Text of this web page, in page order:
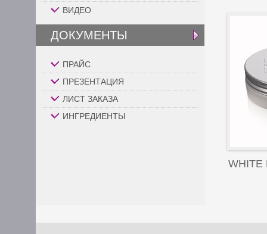
ВИДЕО
ДОКУМЕНТЫ
ПРАЙС
ПРЕЗЕНТАЦИЯ
ЛИСТ ЗАКАЗА
ИНГРЕДИЕНТЫ
WHITE